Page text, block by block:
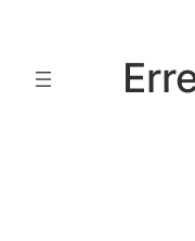
contenu